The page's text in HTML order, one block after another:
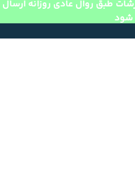
طبق روال عادی روزانه ارسال